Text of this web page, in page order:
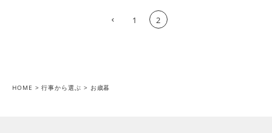
1 2
HOME 行事から選ぶ お歳暮